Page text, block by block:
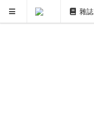
雜誌